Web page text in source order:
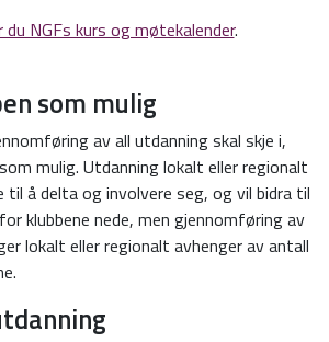
du NGFs kurs og møtekalender.
som mulig
av all utdanning skal skje i,
mulig. Utdanning lokalt eller regionalt
å delta og involvere seg, og vil bidra til
klubbene nede, men gjennomføring av
lokalt eller regionalt avhenger av antall